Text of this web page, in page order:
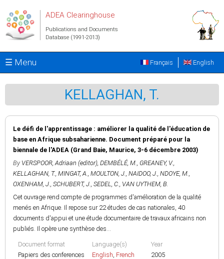
ADEA Clearinghouse
Publications and Documents
Database (1991-2013)
☰ Menu English
Français
KELLAGHAN, T.
Le défi de l'apprentissage : améliorer la qualité de l'éducation de
base en Afrique subsaharienne. Document préparé pour la
biennale de l'ADEA (Grand Baie, Maurice, 3-6 décembre 2003)
By VERSPOOR, Adriaan (editor), DEMBÉLÉ, M., GREANEY, V.,
KELLAGHAN, T., MINGAT, A., MOULTON, J., NAIDOO, J., NDOYE, M.,
OXENHAM, J., SCHUBERT, J., SEDEL, C., VAN UYTHEM, B.
Cet ouvrage rend compte de programmes d'amélioration de la qualité
menés en Afrique. Il repose sur 22 études de cas nationales, 40
documents d'appui et une étude documentaire de travaux africains non
publiés. Il opère une synthèse des...
Document format
Papiers des conferences
Language(s)
English, French
Year
2005